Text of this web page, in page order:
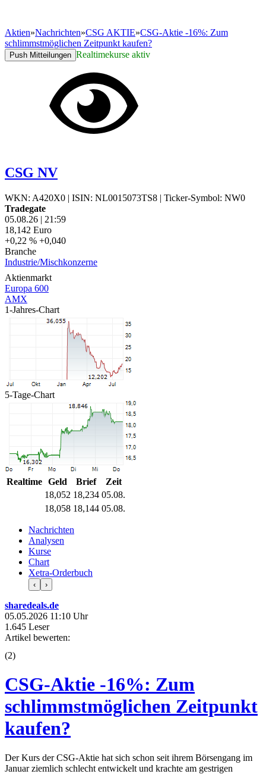
Aktien»Nachrichten»CSG AKTIE»CSG-Aktie -16%: Zum
schlimmstmöglichen Zeitpunkt kaufen?
Push Mitteilungen Realtimekurse aktiv
CSG NV
WKN: A420X0 | ISIN: NL0015073TS8 | Ticker-Symbol: NW0
Tradegate
05.08.26 | 21:59
18,142 Euro
+0,22 % +0,040
Branche
Industrie/Mischkonzerne
Aktienmarkt
Europa 600
AMX
1-Jahres-Chart
5-Tage-Chart
Realtime Geld Brief
Zeit
18,052 18,234 05.08.
18,058 18,144 05.08.
Nachrichten
Analysen
Kurse
Chart
Xetra-Orderbuch
‹ ›
sharedeals.de
05.05.2026 11:10 Uhr
1.645 Leser
Artikel bewerten:
(2)
CSG-Aktie -16%: Zum
schlimmstmöglichen Zeitpunkt
kaufen?
Der Kurs der CSG-Aktie hat sich schon seit ihrem Börsengang im
Januar ziemlich schlecht entwickelt und krachte am gestrigen